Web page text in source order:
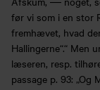
før vi som i en stor
fremhævet, hvad
Hallingerne“.“ Men
læseren, resp.
passage p. 93: